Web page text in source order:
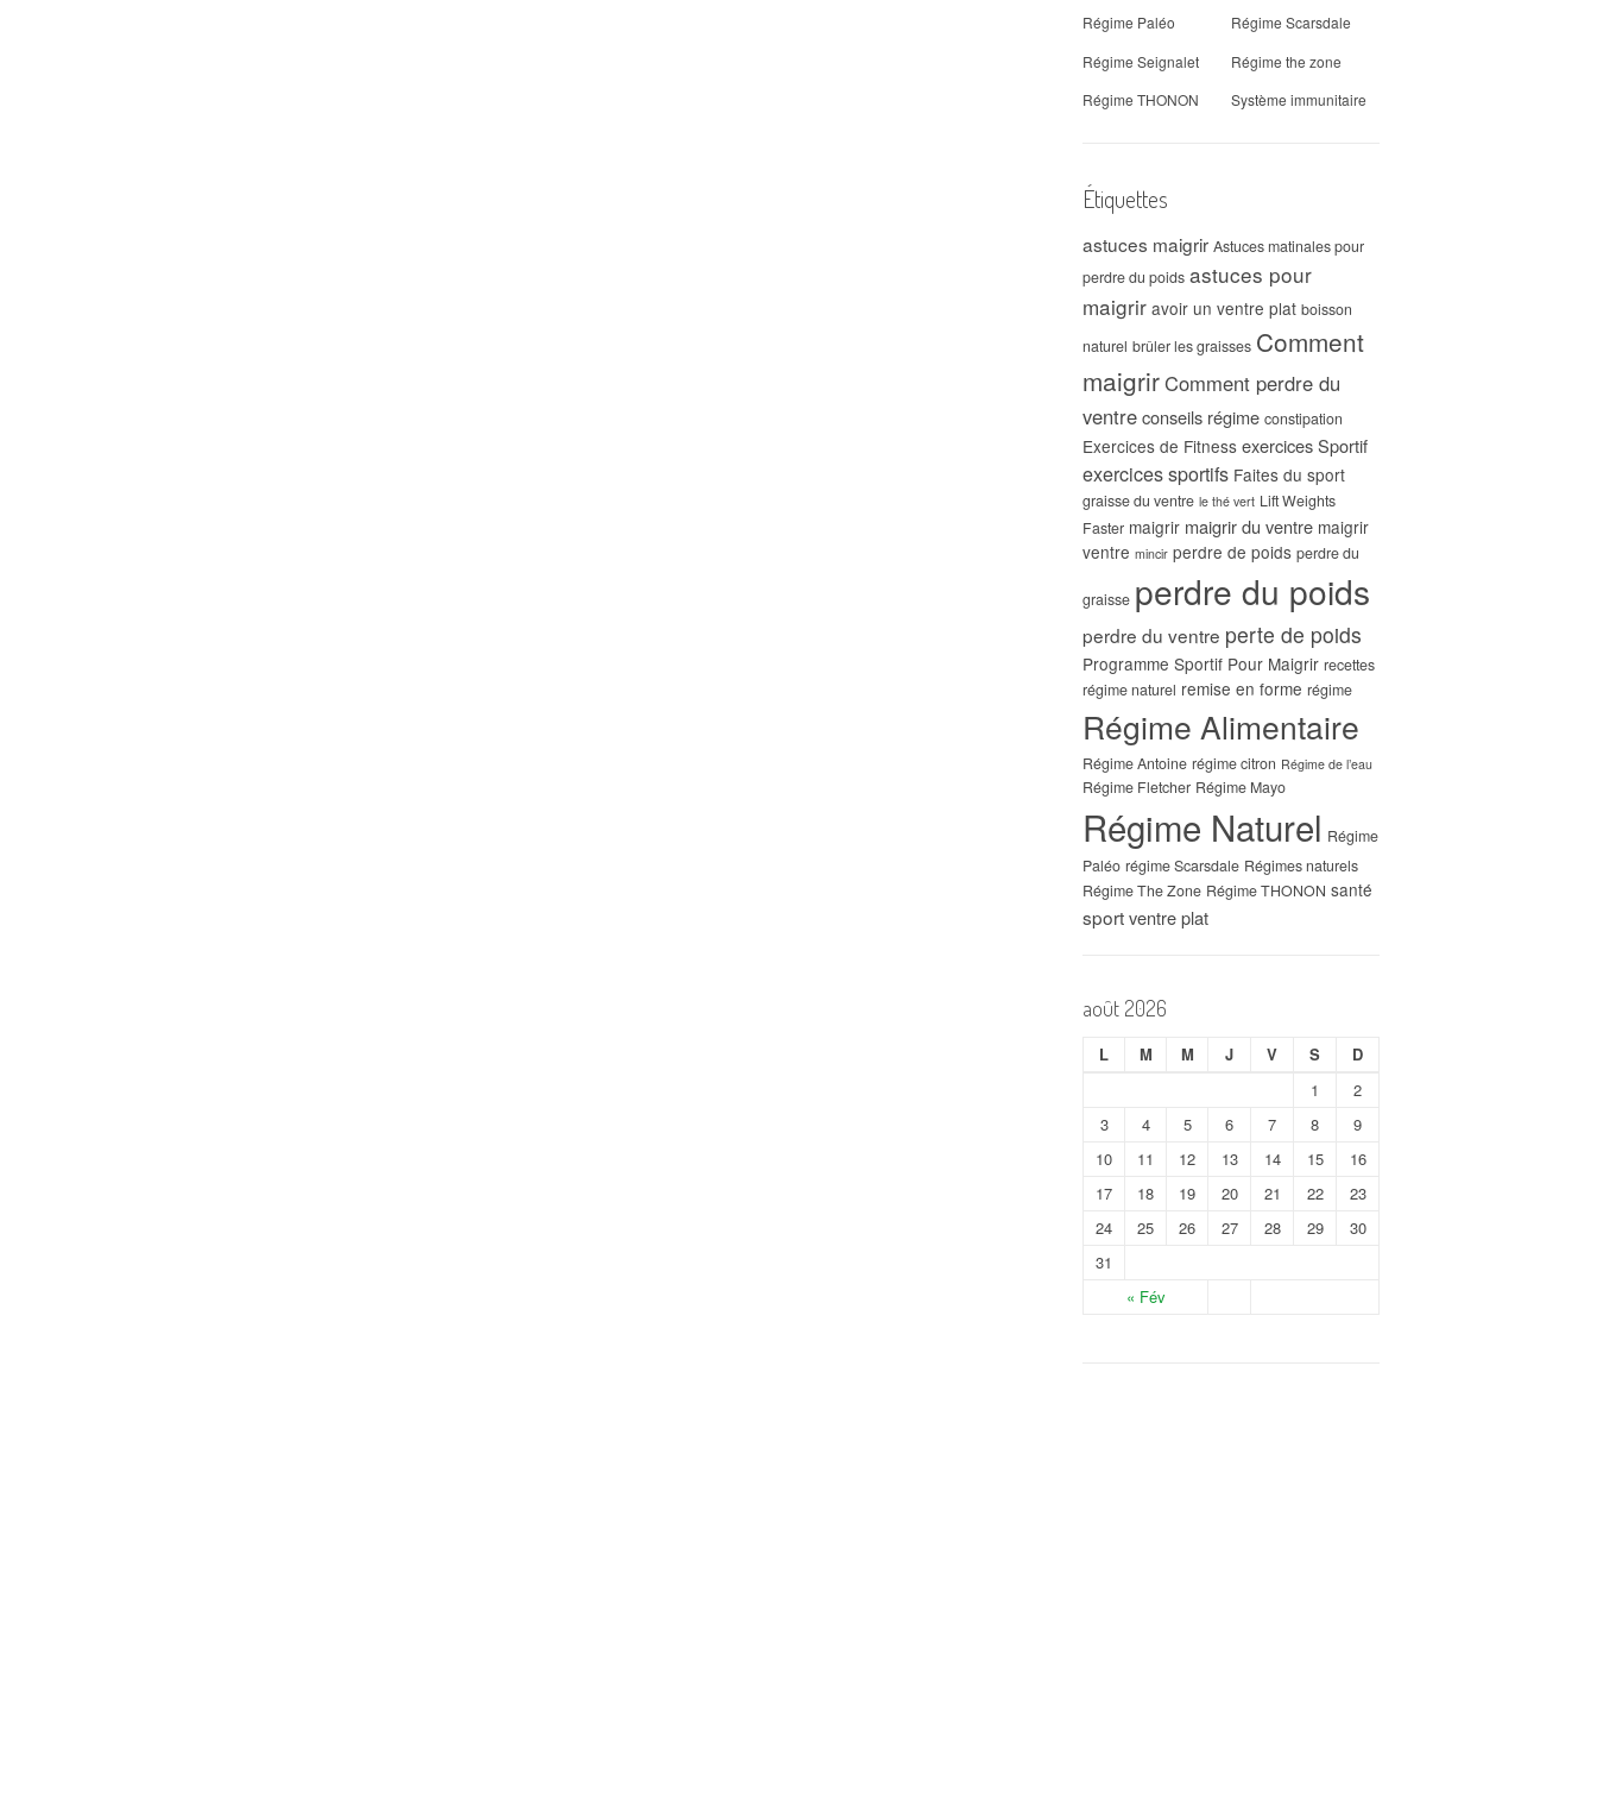
Régime Paléo
Régime Scarsdale
Régime Seignalet
Régime the zone
Régime THONON
Système immunitaire
Étiquettes
astuces maigrir Astuces matinales pour
perdre du poids astuces pour
maigrir avoir un ventre plat boisson
naturel brûler les graisses Comment
maigrirComment perdre du
ventreconseils régime constipation
Exercices de Fitness exercices Sportif
exercices sportifs Faites du sport
graisse du ventre le thé vert Lift Weights
Faster maigrir maigrir du ventre maigrir
ventre mincir perdre de poids perdre du
graisse perdre du poids
perdre du ventre perte de poids
Programme Sportif Pour Maigrir recettes
régime naturel remise en forme régime
Régime Alimentaire
Régime Antoine régime citron Régime de l’eau
Régime Fletcher Régime Mayo
Régime Naturel Régime
Paléo régime Scarsdale Régimes naturels
Régime The Zone Régime THONON santé
sportventre plat
août 2026
L M M J V S D
« Fév
1
2
3
4 5 6 7 8
9
10
11 12 13 14 15
16
17
18 19 20 21 22
23
24
25 26 27 28 29
30
31